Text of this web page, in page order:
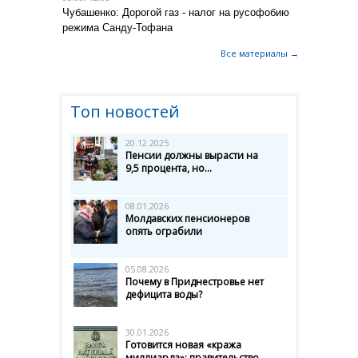
Чубашенко: Дорогой газ - налог на русофобию
режима Санду-Тофана
Все материалы →
Топ новостей
20.12.2025
Пенсии должны вырасти на
9,5 процента, но...
08.01.2026
Молдавских пенсионеров
опять ограбили
05.08.2026
Почему в Приднестровье нет
дефицита воды?
30.01.2026
Готовится новая «кража